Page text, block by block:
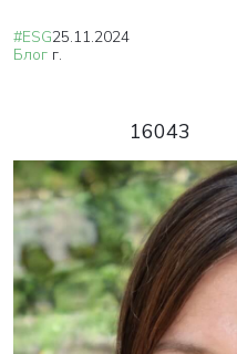
#ESG
Блог
25.11.2024
г.
16043